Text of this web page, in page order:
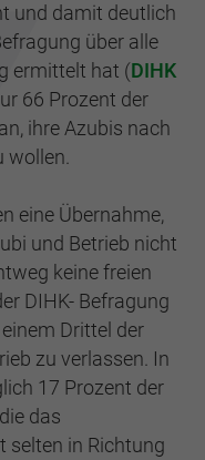
und damit deutlich
über alle
ermittelt hat (DIHK
66 Prozent der
ihre Azubis nach
wollen.
eine Übernahme,
und Betrieb nicht
keine freien
DIHK- Befragung
Drittel der
zu verlassen. In
17 Prozent der
das
selten in Richtung